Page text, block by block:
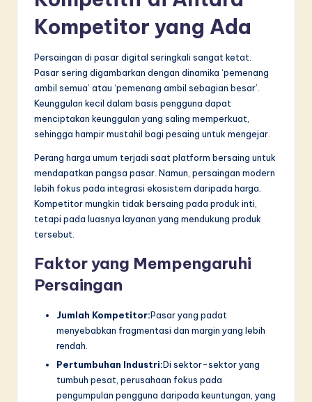
Kompetitor yang Ada
Persaingan di pasar digital seringkali sangat ketat.
Pasar sering digambarkan dengan dinamika ‘pemenang
ambil semua’ atau ‘pemenang ambil sebagian besar’.
Keunggulan kecil dalam basis pengguna dapat
menciptakan keunggulan yang saling memperkuat,
sehingga hampir mustahil bagi pesaing untuk mengejar.
Perang harga umum terjadi saat platform bersaing untuk
mendapatkan pangsa pasar. Namun, persaingan modern
lebih fokus pada integrasi ekosistem daripada harga.
Kompetitor mungkin tidak bersaing pada produk inti,
tetapi pada luasnya layanan yang mendukung produk
tersebut.
Faktor yang Mempengaruhi
Persaingan
Jumlah Kompetitor:Pasar yang padat
menyebabkan fragmentasi dan margin yang lebih
rendah.
Pertumbuhan Industri:Di sektor-sektor yang
tumbuh pesat, perusahaan fokus pada
pengumpulan pengguna daripada keuntungan, yang